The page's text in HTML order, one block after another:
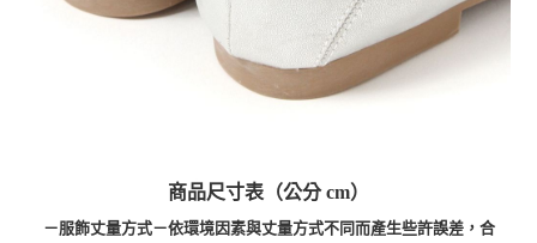
商品尺寸表（公分 cm）
－服飾丈量方式－依環境因素與丈量方式不同而產生些許誤差，合